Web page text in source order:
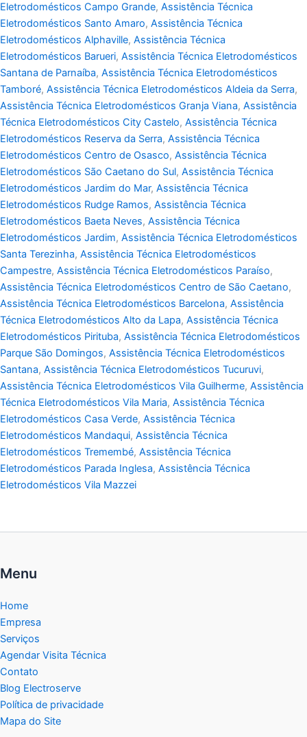
Eletrodomésticos Campo Grande, Assistência Técnica
Eletrodomésticos Santo Amaro, Assistência Técnica
Eletrodomésticos Alphaville, Assistência Técnica
Eletrodomésticos Barueri, Assistência Técnica Eletrodomésticos
Santana de Parnaíba, Assistência Técnica Eletrodomésticos
Tamboré, Assistência Técnica Eletrodomésticos Aldeia da Serra,
Assistência Técnica Eletrodomésticos Granja Viana, Assistência
Técnica Eletrodomésticos City Castelo, Assistência Técnica
Eletrodomésticos Reserva da Serra, Assistência Técnica
Eletrodomésticos Centro de Osasco, Assistência Técnica
Eletrodomésticos São Caetano do Sul, Assistência Técnica
Eletrodomésticos Jardim do Mar, Assistência Técnica
Eletrodomésticos Rudge Ramos, Assistência Técnica
Eletrodomésticos Baeta Neves, Assistência Técnica
Eletrodomésticos Jardim, Assistência Técnica Eletrodomésticos
Santa Terezinha, Assistência Técnica Eletrodomésticos
Campestre, Assistência Técnica Eletrodomésticos Paraíso,
Assistência Técnica Eletrodomésticos Centro de São Caetano,
Assistência Técnica Eletrodomésticos Barcelona, Assistência
Técnica Eletrodomésticos Alto da Lapa, Assistência Técnica
Eletrodomésticos Pirituba, Assistência Técnica Eletrodomésticos
Parque São Domingos, Assistência Técnica Eletrodomésticos
Santana, Assistência Técnica Eletrodomésticos Tucuruvi,
Assistência Técnica Eletrodomésticos Vila Guilherme, Assistência
Técnica Eletrodomésticos Vila Maria, Assistência Técnica
Eletrodomésticos Casa Verde, Assistência Técnica
Eletrodomésticos Mandaqui, Assistência Técnica
Eletrodomésticos Tremembé, Assistência Técnica
Eletrodomésticos Parada Inglesa, Assistência Técnica
Eletrodomésticos Vila Mazzei
Menu
Home
Empresa
Serviços
Agendar Visita Técnica
Contato
Blog Electroserve
Política de privacidade
Mapa do Site